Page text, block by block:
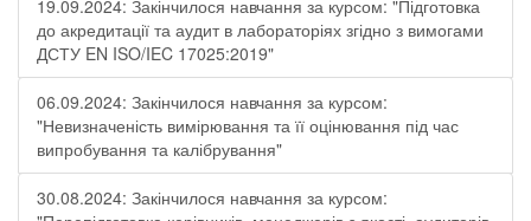
19.09.2024: Закінчилося навчання за курсом: "Підготовка
до акредитації та аудит в лабораторіях згідно з вимогами
ДСТУ EN ISO/IEC 17025:2019"
06.09.2024: Закінчилося навчання за курсом:
"Невизначеність вимірювання та її оцінювання під час
випробування та калібрування"
30.08.2024: Закінчилося навчання за курсом: